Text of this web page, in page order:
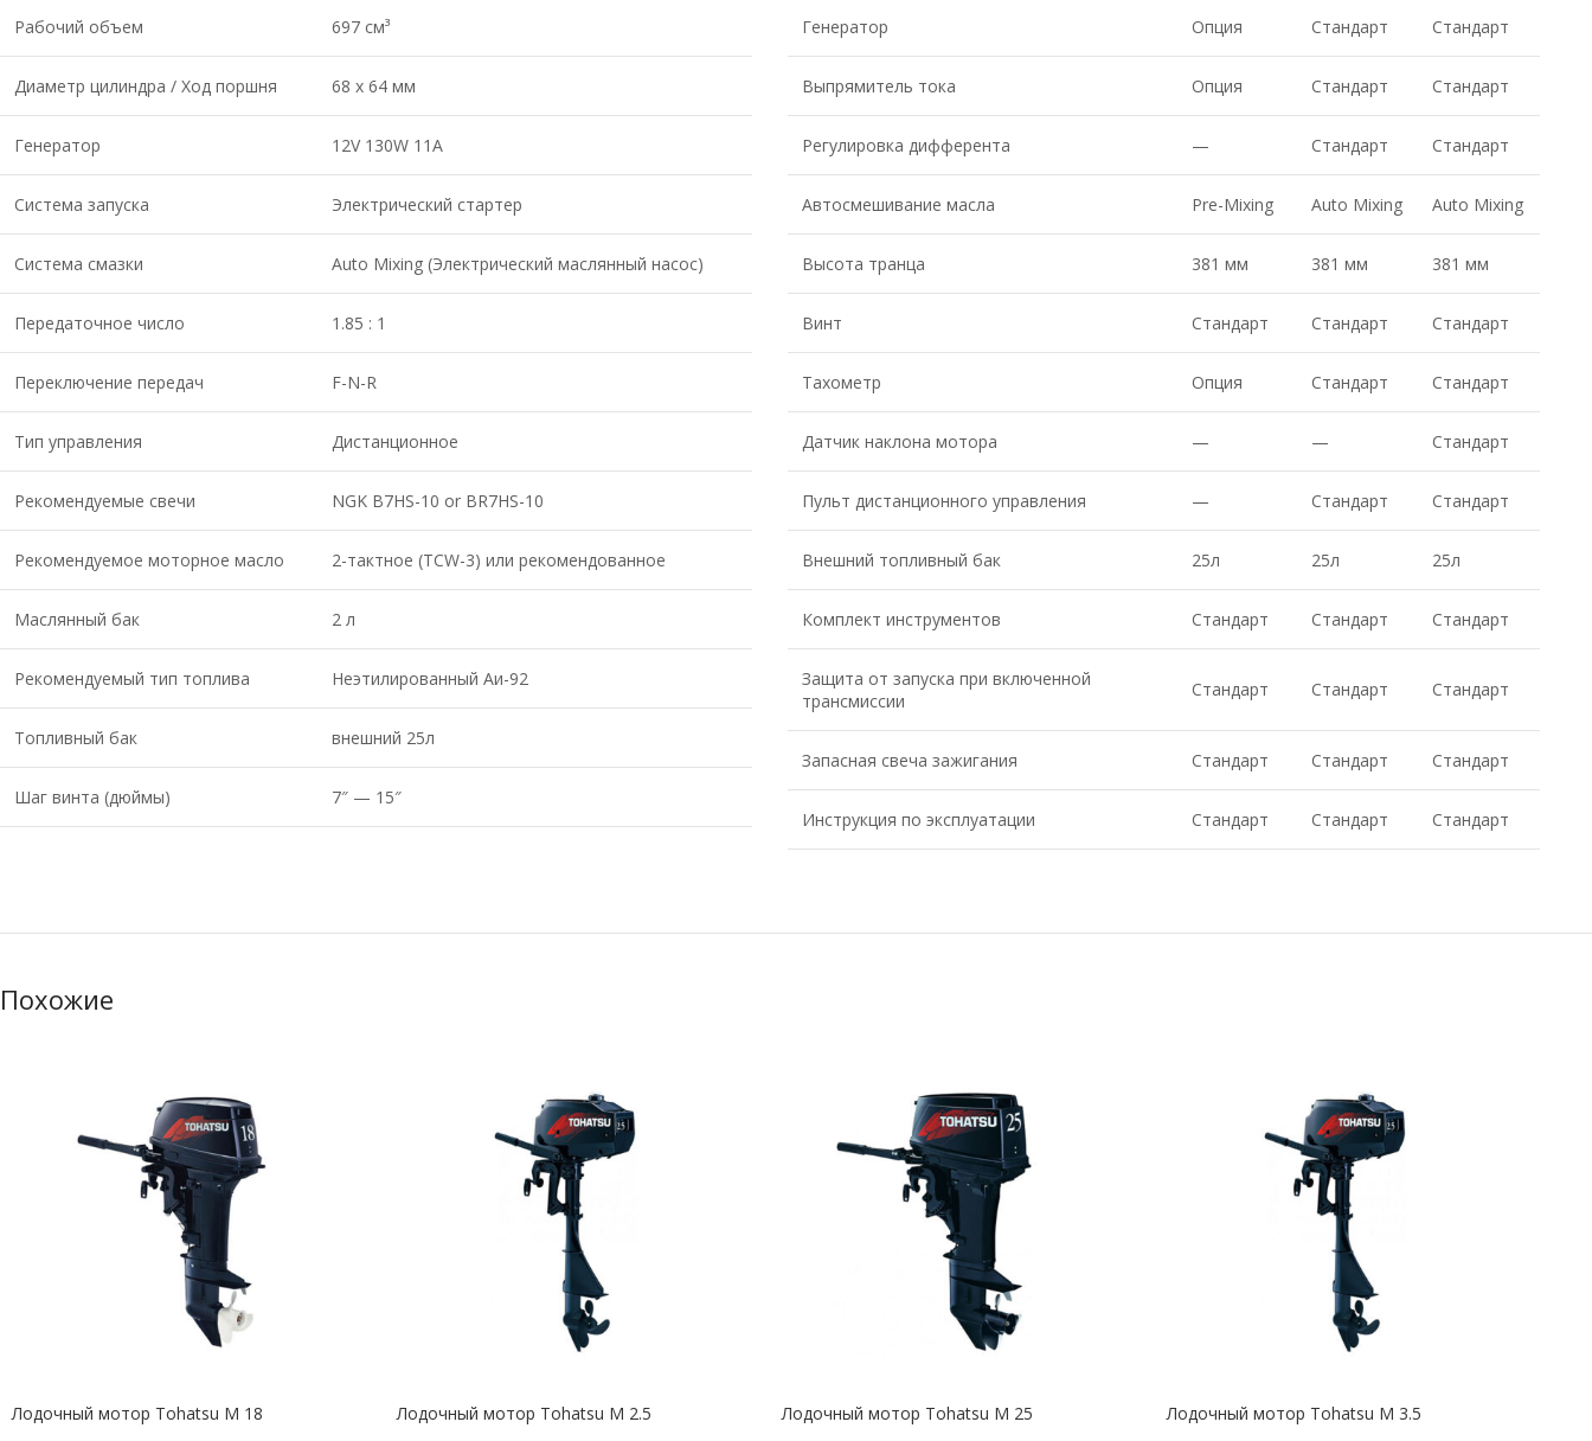
Рабочий объем 697 см³
Диаметр цилиндра / Ход поршня 68 x 64 мм
Генератор 12V 130W 11A
Система запуска Электрический стартер
Система смазки Auto Mixing (Электрический маслянный насос)
Передаточное число 1.85 : 1
Переключение передач F-N-R
Тип управления Дистанционное
Рекомендуемые свечи NGK B7HS-10 or BR7HS-10
Рекомендуемое моторное масло 2-тактное (TCW-3) или рекомендованное
Маслянный бак 2 л
Рекомендуемый тип топлива Неэтилированный Аи-92
Топливный бак внешний 25л
Шаг винта (дюймы) 7″ — 15″
Генератор Опция Стандарт Стандарт
Выпрямитель тока Опция Стандарт Стандарт
Регулировка дифферента — Стандарт Стандарт
Автосмешивание масла Pre-Mixing Auto Mixing Auto Mixing
Высота транца 381 мм 381 мм 381 мм
Винт Стандарт Стандарт Стандарт
Тахометр Опция Стандарт Стандарт
Датчик наклона мотора — — Стандарт
Пульт дистанционного управления — Стандарт Стандарт
Внешний топливный бак 25л 25л 25л
Комплект инструментов Стандарт Стандарт Стандарт
Защита от запуска при включенной
трансмиссии
Стандарт Стандарт Стандарт
Запасная свеча зажигания Стандарт Стандарт Стандарт
Инструкция по эксплуатации Стандарт Стандарт Стандарт
Похожие
Лодочный мотор Tohatsu M 18 Лодочный мотор Tohatsu M 2.5 Лодочный мотор Tohatsu M 25 Лодочный мотор Tohatsu M 3.5